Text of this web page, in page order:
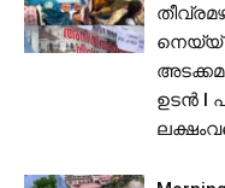
നെയ്യ്
ഉടൻ I